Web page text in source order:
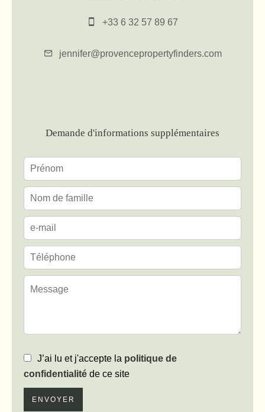
+33 6 32 57 89 67
jennifer@provencepropertyfinders.com
Demande d'informations supplémentaires
J’ai lu et j'accepte la politique de
confidentialité de ce site
ENVOYER